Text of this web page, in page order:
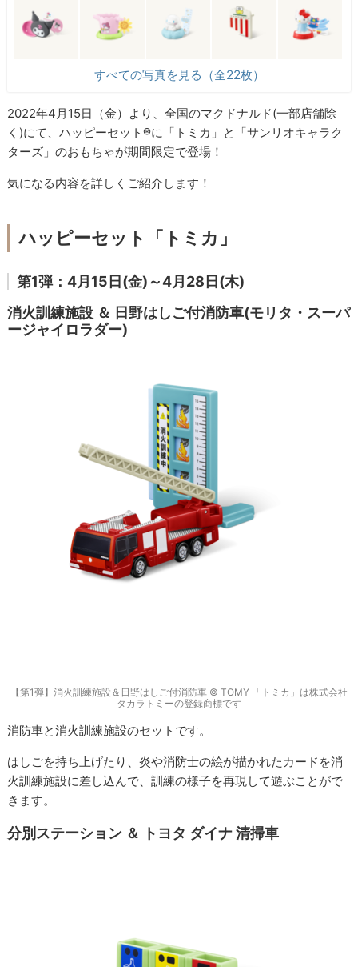
すべての写真を見る（全22枚）
2022年4月15日（金）より、全国のマクドナルド(一部店舗除
く)にて、ハッピーセット®に「トミカ」と「サンリオキャラク
ターズ」のおもちゃが期間限定で登場！
気になる内容を詳しくご紹介します！
ハッピーセット「トミカ」
第1弾：4月15日(金)～4月28日(木)
消火訓練施設 ＆ 日野はしご付消防車(モリタ・スーパ
ージャイロラダー)
【第1弾】消火訓練施設＆日野はしご付消防車 © TOMY 「トミカ」は株式会社
タカラトミーの登録商標です
消防車と消火訓練施設のセットです。
はしごを持ち上げたり、炎や消防士の絵が描かれたカードを消
火訓練施設に差し込んで、訓練の様子を再現して遊ぶことがで
きます。
分別ステーション ＆ トヨタ ダイナ 清掃車